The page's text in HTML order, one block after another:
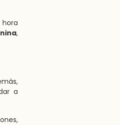
,
a